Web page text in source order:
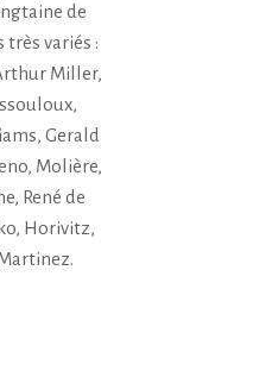
de
très variés :
Miller,
Gerald
Molière,
René de
Horivitz,